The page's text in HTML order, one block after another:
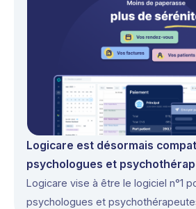
Logicare est désormais
psychologues et
Luxembourg
Logicare vise à être le logiciel n°1
psychologues et